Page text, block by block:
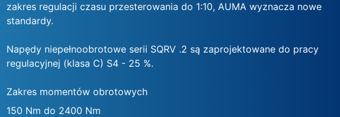
zakres regulacji czasu przesterowania do 1:10, AUMA wyznacza nowe
standardy.
Napędy niepełnoobrotowe serii SQRV .2 są zaprojektowane do pracy
regulacyjnej (klasa C) S4 - 25 %.
Zakres momentów obrotowych
150 Nm do 2400 Nm